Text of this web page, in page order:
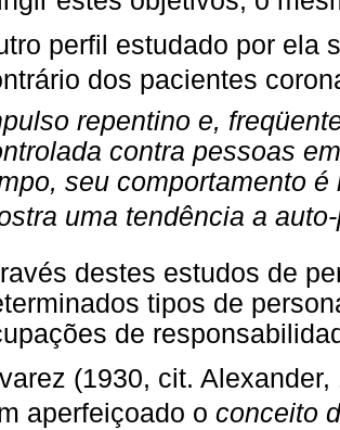
perfil estudado por ela
dos pacientes
repentino e,
contra pessoas
seu comportamento
uma tendência a auto-
destes estudos de
tipos de
de
(1930, cit.
aperfeiçoado o conceito